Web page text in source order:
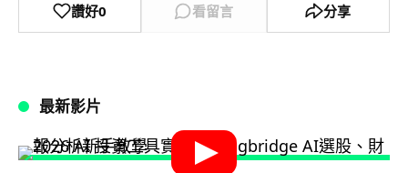
讚好0 看留言 分享
最新影片